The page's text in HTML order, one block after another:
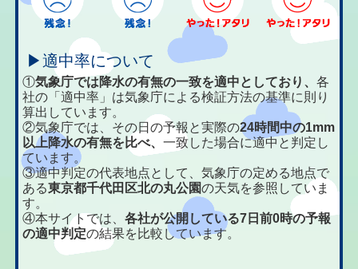
▶適中率について
①気象庁では降水の有無の一致を適中としており、各
社の「適中率」は気象庁による検証方法の基準に則り
算出しています。
②気象庁では、その日の予報と実際の24時間中の1mm
以上降水の有無を比べ、一致した場合に適中と判定し
ています。
③適中判定の代表地点として、気象庁の定める地点で
ある東京都千代田区北の丸公園の天気を参照していま
す。
④本サイトでは、各社が公開している7日前0時の予報
の適中判定の結果を比較しています。